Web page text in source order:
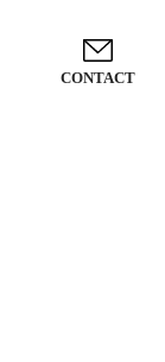
CONTACT